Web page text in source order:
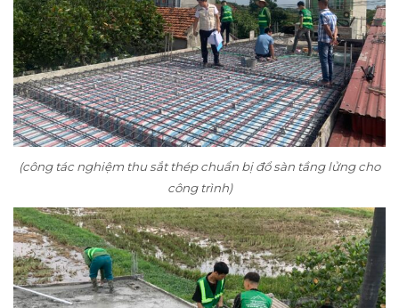
(công tác nghiệm thu sắt thép chuẩn bị đổ sàn tầng lửng cho
công trình)